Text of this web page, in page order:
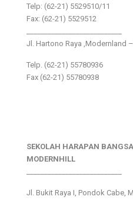
Telp: (62-21) 5529510/11
Fax: (62-21) 5529512
Jl. Hartono Raya ,Modernland
Telp. (62-21) 55780936
Fax (62-21) 55780938
SEKOLAH HARAPAN BANGSA
MODERNHILL
Jl. Bukit Raya I, Pondok Cabe,